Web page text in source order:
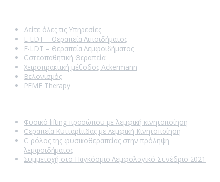
Δείτε όλες τις Υπηρεσίες
E-LDT – Θεραπεία Λιποιδήματος
E-LDT – Θεραπεία Λεμφοιδήματος
Οστεοπαθητική Θεραπεία
Χειροπρακτική μέθοδος Ackermann
Βελονισμός
PEMF Therapy
Φυσικό lifting προσώπου με λεμφική κινητοποίηση
Θεραπεία Κυτταρίτιδας με Λεμφική Κινητοποίηση
Ο ρόλος της φυσικοθεραπείας στην πρόληψη
λεμφοιδήματος
Συμμετοχή στο Παγκόσμιο Λεμφολογικό Συνέδριο 2021